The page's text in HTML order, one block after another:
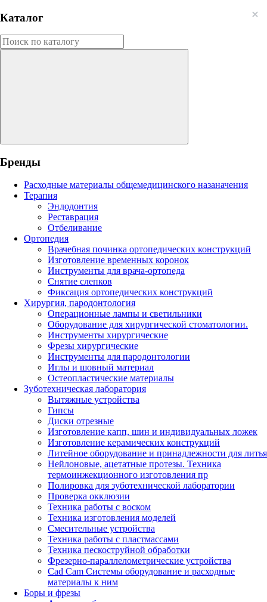
Каталог
Бренды
Расходные материалы общемедицинского назаначения
Терапия
Эндодонтия
Реставрация
Отбеливание
Ортопедия
Врачебная починка ортопедических конструкций
Изготовление временных коронок
Инструменты для врача-ортопеда
Снятие слепков
Фиксация ортопедических конструкций
Хирургия, пародонтология
Операционные лампы и светильники
Оборудование для хирургической стоматологии.
Инструменты хирургические
Фрезы хирургические
Инструменты для пародонтологии
Иглы и шовный материал
Остеопластические материалы
Зуботехническая лаборатория
Вытяжные устройства
Гипсы
Диски отрезные
Изготовление капп, шин и индивидуальных ложек
Изготовление керамических конструкций
Литейное оборудование и принадлежности для литья
Нейлоновые, ацетатные протезы. Техника
термоинжекционного изготовления пр
Полировка для зуботехнической лаборатории
Проверка окклюзии
Техника работы с воском
Техника изготовления моделей
Смесительные устройства
Техника работы с пластмассами
Техника пескоструйной обработки
Фрезерно-параллелометрические устройства
Cad Cam Системы оборудование и расходные
материалы к ним
Боры и фрезы